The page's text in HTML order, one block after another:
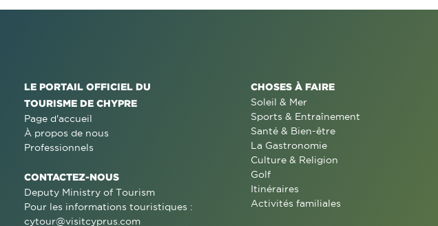
LE PORTAIL OFFICIEL DU
TOURISME DE CHYPRE
Page d'accueil
À propos de nous
Professionnels
CONTACTEZ-NOUS
Deputy Ministry of Tourism
Pour les informations touristiques :
cytour@visitcyprus.com
CHOSES À FAIRE
Soleil & Mer
Sports & Entraînement
Santé & Bien-être
La Gastronomie
Culture & Religion
Golf
Itinéraires
Activités familiales